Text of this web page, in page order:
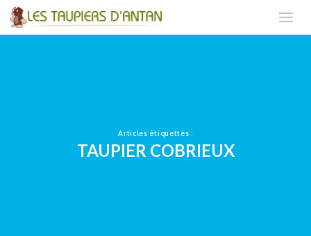
Articles étiquettés :
TAUPIER COBRIEUX